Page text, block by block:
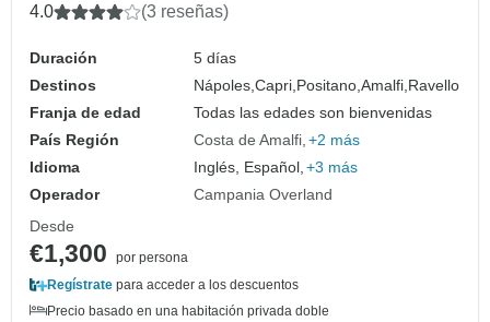
4.0 (3 reseñas)
Duración
5 días
Destinos
Nápoles,Capri, Positano,Amalfi, Ravello
Franja de edad
Todas las edades son bienvenidas
País Región
Costa de Amalfi +2 más
Idioma
Inglés, Español, +3 más
Operador
Campania Overland
Desde
€1,300
por persona
Regístrate para acceder a los descuentos
Precio basado en una habitación privada doble